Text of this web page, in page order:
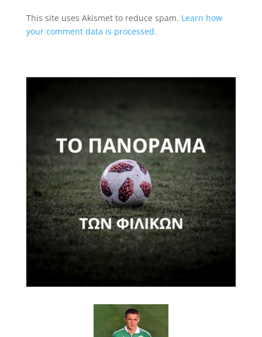
This site uses Akismet to reduce spam. Learn how
your comment data is processed.